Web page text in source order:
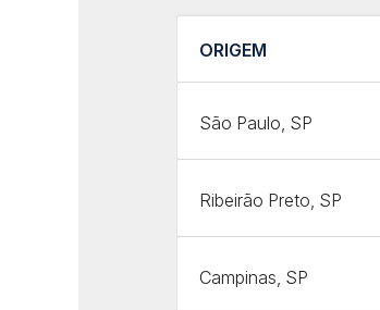
ORIGEM
São Paulo, SP
Ribeirão Preto, SP
Campinas, SP